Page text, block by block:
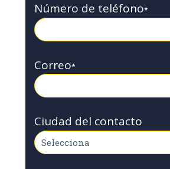
Número de teléfono*
Correo*
Ciudad del contacto